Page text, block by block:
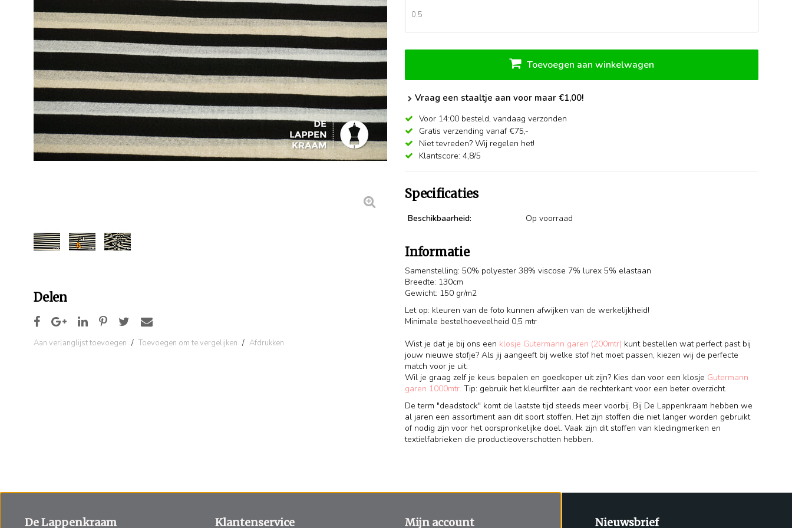
Delen
Aan verlanglijst toevoegen / Toevoegen om te vergelijken / Afdrukken
Toevoegen aan winkelwagen
Vraag een staaltje aan voor maar €1,00!
Voor 14:00 besteld, vandaag verzonden
Gratis verzending vanaf €75,-
Niet tevreden? Wij regelen het!
Klantscore: 4,8/5
Specificaties
Beschikbaarheid: Op voorraad
Informatie
Samenstelling: 50% polyester 38% viscose 7% lurex 5% elastaan
Breedte: 130cm
Gewicht: 150 gr/m2
Let op: kleuren van de foto kunnen afwijken van de werkelijkheid!
Minimale bestelhoeveelheid 0,5 mtr
Wist je dat je bij ons een klosje Gutermann garen (200mtr) kunt bestellen wat perfect past bij
jouw nieuwe stofje? Als jij aangeeft bij welke stof het moet passen, kiezen wij de perfecte
match voor je uit.
Wil je graag zelf je keus bepalen en goedkoper uit zijn? Kies dan voor een klosje Gutermann
garen 1000mtr. Tip: gebruik het kleurfilter aan de rechterkant voor een beter overzicht.
De term "deadstock" komt de laatste tijd steeds meer voorbij. Bij De Lappenkraam hebben we
al jaren een assortiment aan dit soort stoffen. Het zijn stoffen die niet langer worden gebruikt
of nodig zijn voor het oorspronkelijke doel. Vaak zijn dit stoffen van kledingmerken en
textielfabrieken die productieoverschotten hebben.
De Lappenkraam Klantenservice Mijn account Nieuwsbrief